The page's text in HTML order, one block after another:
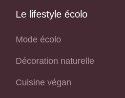
Le lifestyle écolo
Mode écolo
Décoration naturelle
Cuisine végan